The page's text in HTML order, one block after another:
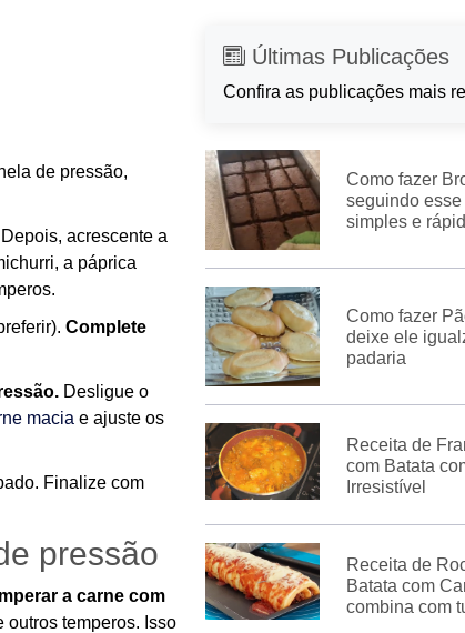
de pressão,
Depois, acrescente a
a páprica
Complete
Desligue o
macia e ajuste os
Finalize com
pressão
a carne com
outros temperos. Isso
Últimas Publicações
Confira as publicações mais
Como fazer
seguindo
simples e
Como fazer
deixe ele
padaria
Receita de
com Batata
Irresistível
Receita de
Batata com
combina com